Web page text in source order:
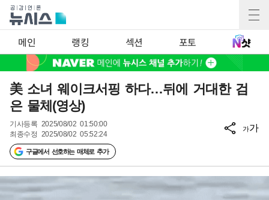
메인 랭킹 섹션 포토
美 소녀 웨이크서핑 하다…뒤에 거대한 검
은 물체(영상)
기사등록 2025/08/02 01:50:00
최종수정 2025/08/02 05:52:24
구글에서 선호하는 매체로 추가
가가